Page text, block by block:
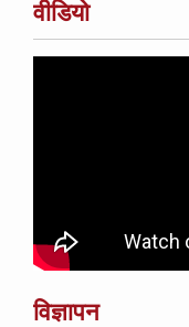
वीडियो
विज्ञापन